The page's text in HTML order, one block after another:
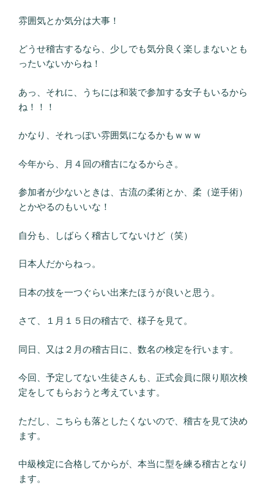
雰囲気とか気分は大事！
どうせ稽古するなら、少しでも気分良く楽しまないとも
ったいないからね！
あっ、それに、うちには和装で参加する女子もいるから
ね！！！
かなり、それっぽい雰囲気になるかもｗｗｗ
今年から、月４回の稽古になるからさ。
参加者が少ないときは、古流の柔術とか、柔（逆手術）
とかやるのもいいな！
自分も、しばらく稽古してないけど（笑）
日本人だからねっ。
日本の技を一つぐらい出来たほうが良いと思う。
さて、１月１５日の稽古で、様子を見て。
同日、又は２月の稽古日に、数名の検定を行います。
今回、予定してない生徒さんも、正式会員に限り順次検
定をしてもらおうと考えています。
ただし、こちらも落としたくないので、稽古を見て決め
ます。
中級検定に合格してからが、本当に型を練る稽古となり
ます。